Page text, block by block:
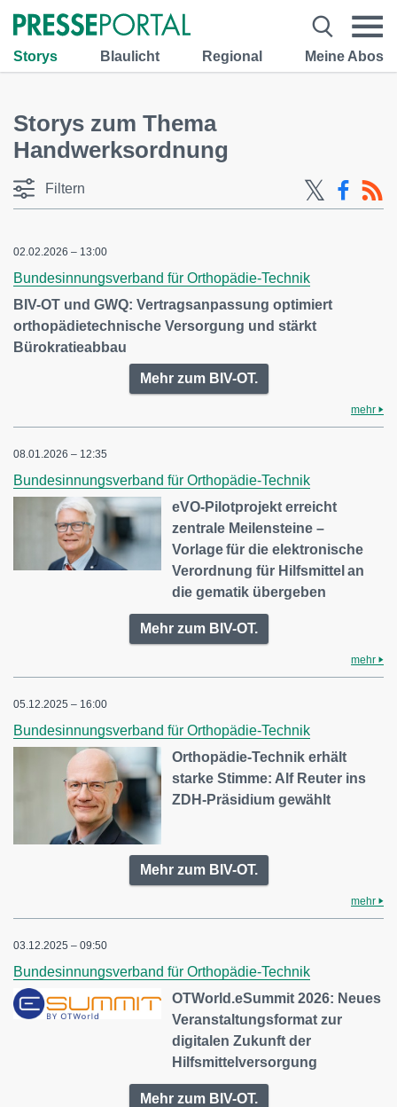
Storys Blaulicht Regional Meine Abos
Storys zum Thema
Handwerksordnung
Filtern
02.02.2026 – 13:00
Bundesinnungsverband für Orthopädie-Technik
BIV-OT und GWQ: Vertragsanpassung optimiert
orthopädietechnische Versorgung und stärkt
Bürokratieabbau
Mehr zum BIV-OT.
mehr
08.01.2026 – 12:35
Bundesinnungsverband für Orthopädie-Technik
eVO-Pilotprojekt erreicht
zentrale Meilensteine –
Vorlage für die elektronische
Verordnung für Hilfsmittel an
die gematik übergeben
Mehr zum BIV-OT.
mehr
05.12.2025 – 16:00
Bundesinnungsverband für Orthopädie-Technik
Orthopädie-Technik erhält
starke Stimme: Alf Reuter ins
ZDH-Präsidium gewählt
Mehr zum BIV-OT.
mehr
03.12.2025 – 09:50
Bundesinnungsverband für Orthopädie-Technik
OTWorld.eSummit 2026: Neues
Veranstaltungsformat zur
digitalen Zukunft der
Hilfsmittelversorgung
Mehr zum BIV-OT.